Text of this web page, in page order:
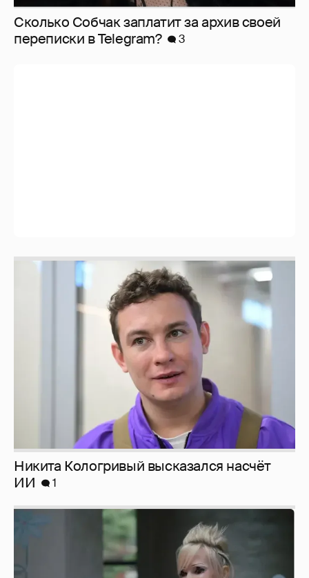
Сколько Собчак заплатит за архив своей
перeписки в Telegram?
3
Никита Кологривый высказался насчёт
Певица Глюкоза рассказала о съёмках для
эротического журнала
3